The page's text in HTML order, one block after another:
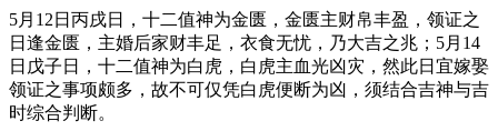
5月12日丙戌日，十二值神为金匮，金匮主财帛丰盈，领证之
日逢金匮，主婚后家财丰足，衣食无忧，乃大吉之兆；5月14
日戊子日，十二值神为白虎，白虎主血光凶灾，然此日宜嫁娶
领证之事项颇多，故不可仅凭白虎便断为凶，须结合吉神与吉
时综合判断。